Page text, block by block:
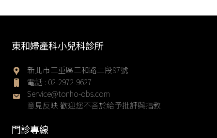
東和婦產科小兒科診所
新北市三重區三和路二段97號
電話 : 02-2972-9627
Service@tonho-obs.com
意見反映 歡迎您不吝於給予批評與指教
門診專線